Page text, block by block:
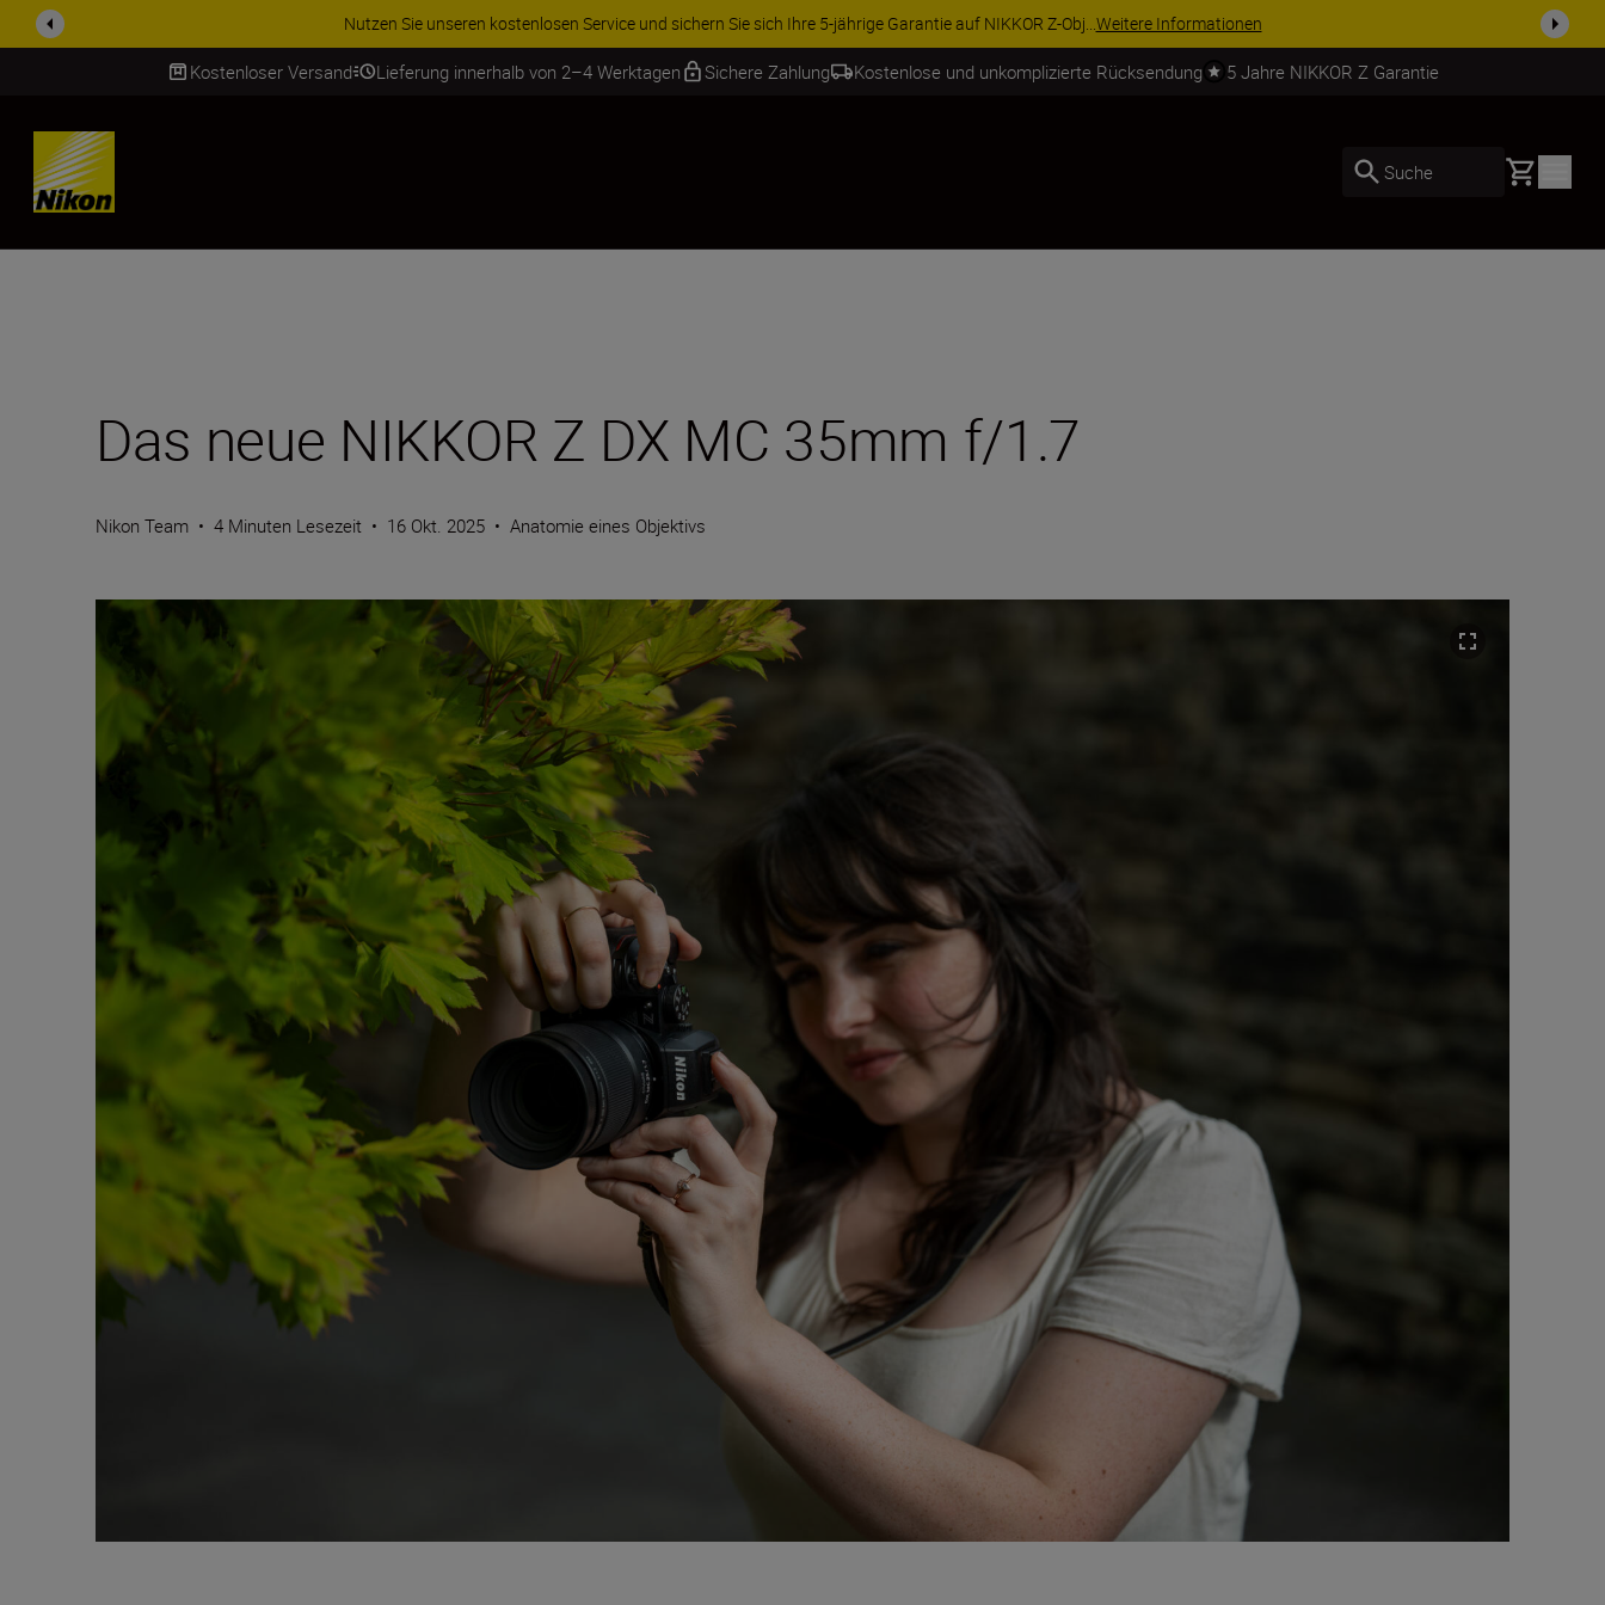
ZUBEHÖR IM ANGEBOT | Sparen Sie 15 % auf ausgewähltes Zubehör und vervollständigen Sie Ihre Ausrüstu...Jetzt einkaufen
Kostenloser Versand Lieferung innerhalb von 2–4 Werktagen Sichere Zahlung Kostenlose und unkomplizierte Rücksendung 5 Jahre NIKKOR Z Garantie
SKIP
Suche Basket
Das neue NIKKOR Z DX MC 35mm f/1.7
Nikon Team • 4 Minuten Lesezeit • 16 Okt. 2025 • Anatomie eines Objektivs